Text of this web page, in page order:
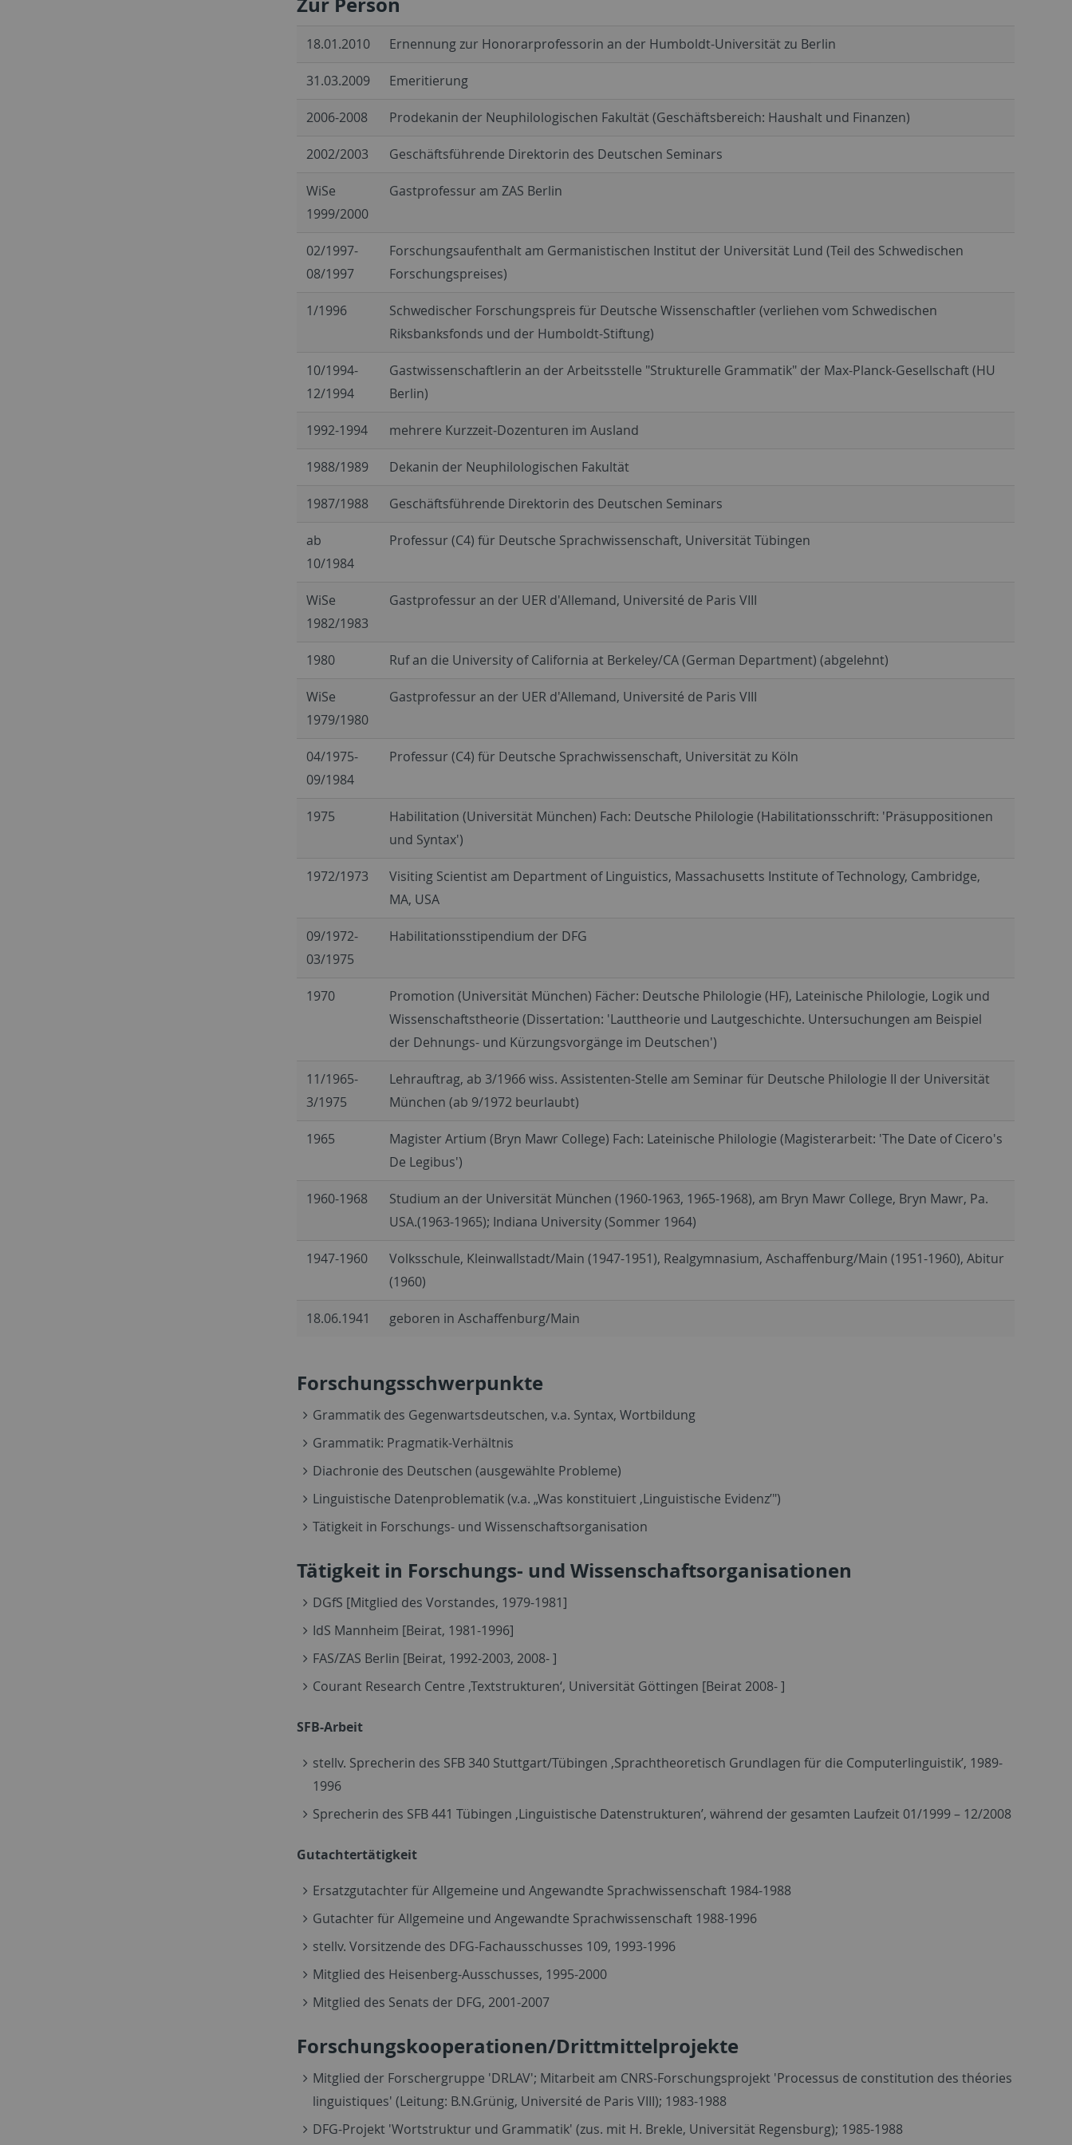
18.01.2010 Ernennung zur Honorarprofessorin an der Humboldt-Universität zu Berlin
31.03.2009 Emeritierung
2006-2008 Prodekanin der Neuphilologischen Fakultät (Geschäftsbereich: Haushalt und Finanzen)
2002/2003 Geschäftsführende Direktorin des Deutschen Seminars
WiSe
1999/2000
Gastprofessur am ZAS Berlin
02/1997-
08/1997
Forschungsaufenthalt am Germanistischen Institut der Universität Lund (Teil des Schwedischen
Forschungspreises)
1/1996
Schwedischer Forschungspreis für Deutsche Wissenschaftler (verliehen vom Schwedischen
Riksbanksfonds und der Humboldt-Stiftung)
10/1994-
12/1994
Gastwissenschaftlerin an der Arbeitsstelle "Strukturelle Grammatik" der Max-Planck-Gesellschaft (HU
Berlin)
1992-1994 mehrere Kurzzeit-Dozenturen im Ausland
1988/1989 Dekanin der Neuphilologischen Fakultät
1987/1988 Geschäftsführende Direktorin des Deutschen Seminars
ab
10/1984
Professur (C4) für Deutsche Sprachwissenschaft, Universität Tübingen
WiSe
1982/1983
Gastprofessur an der UER d'Allemand, Université de Paris VIII
1980 Ruf an die University of California at Berkeley/CA (German Department) (abgelehnt)
WiSe
1979/1980
Gastprofessur an der UER d'Allemand, Université de Paris VIII
04/1975-
09/1984
Professur (C4) für Deutsche Sprachwissenschaft, Universität zu Köln
1975
Habilitation (Universität München) Fach: Deutsche Philologie (Habilitationsschrift: 'Präsuppositionen
und Syntax')
1972/1973
Visiting Scientist am Department of Linguistics, Massachusetts Institute of Technology, Cambridge,
MA, USA
09/1972-
03/1975
Habilitationsstipendium der DFG
1970
Promotion (Universität München) Fächer: Deutsche Philologie (HF), Lateinische Philologie, Logik und
Wissenschaftstheorie (Dissertation: 'Lauttheorie und Lautgeschichte. Untersuchungen am Beispiel
der Dehnungs- und Kürzungsvorgänge im Deutschen')
11/1965-
3/1975
Lehrauftrag, ab 3/1966 wiss. Assistenten-Stelle am Seminar für Deutsche Philologie II der Universität
München (ab 9/1972 beurlaubt)
1965
Magister Artium (Bryn Mawr College) Fach: Lateinische Philologie (Magisterarbeit: 'The Date of Cicero's
De Legibus')
1960-1968
Studium an der Universität München (1960-1963, 1965-1968), am Bryn Mawr College, Bryn Mawr, Pa.
USA.(1963-1965); Indiana University (Sommer 1964)
1947-1960
Volksschule, Kleinwallstadt/Main (1947-1951), Realgymnasium, Aschaffenburg/Main (1951-1960), Abitur
(1960)
18.06.1941 geboren in Aschaffenburg/Main
Forschungsschwerpunkte
Grammatik des Gegenwartsdeutschen, v.a. Syntax, Wortbildung
Grammatik: Pragmatik-Verhältnis
Diachronie des Deutschen (ausgewählte Probleme)
Linguistische Datenproblematik (v.a. „Was konstituiert ‚Linguistische Evidenz’")
Tätigkeit in Forschungs- und Wissenschaftsorganisation
Tätigkeit in Forschungs- und Wissenschaftsorganisationen
DGfS [Mitglied des Vorstandes, 1979-1981]
IdS Mannheim [Beirat, 1981-1996]
FAS/ZAS Berlin [Beirat, 1992-2003, 2008- ]
Courant Research Centre ‚Textstrukturen‘, Universität Göttingen [Beirat 2008- ]
SFB-Arbeit
stellv. Sprecherin des SFB 340 Stuttgart/Tübingen ‚Sprachtheoretisch Grundlagen für die Computerlinguistik’, 1989-
1996
Sprecherin des SFB 441 Tübingen ‚Linguistische Datenstrukturen’, während der gesamten Laufzeit 01/1999 – 12/2008
Gutachtertätigkeit
Ersatzgutachter für Allgemeine und Angewandte Sprachwissenschaft 1984-1988
Gutachter für Allgemeine und Angewandte Sprachwissenschaft 1988-1996
stellv. Vorsitzende des DFG-Fachausschusses 109, 1993-1996
Mitglied des Heisenberg-Ausschusses, 1995-2000
Mitglied des Senats der DFG, 2001-2007
Forschungskooperationen/Drittmittelprojekte
Mitglied der Forschergruppe 'DRLAV'; Mitarbeit am CNRS-Forschungsprojekt 'Processus de constitution des théories
linguistiques' (Leitung: B.N.Grünig, Université de Paris VIII); 1983-1988
DFG-Projekt 'Wortstruktur und Grammatik' (zus. mit H. Brekle, Universität Regensburg); 1985-1988